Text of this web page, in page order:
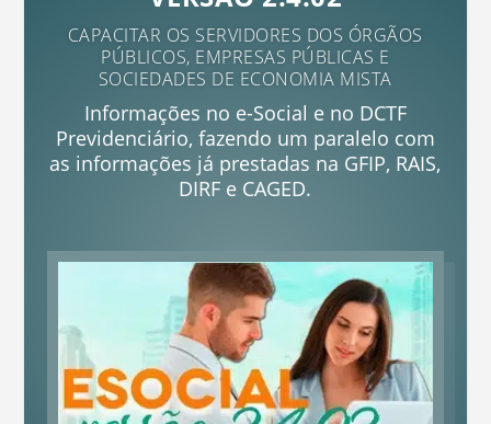
CAPACITAR OS SERVIDORES DOS ÓRGÃOS
PÚBLICOS, EMPRESAS PÚBLICAS E
SOCIEDADES DE ECONOMIA MISTA
Informações no e-Social e no DCTF
Previdenciário, fazendo um paralelo com
as informações já prestadas na GFIP, RAIS,
DIRF e CAGED.